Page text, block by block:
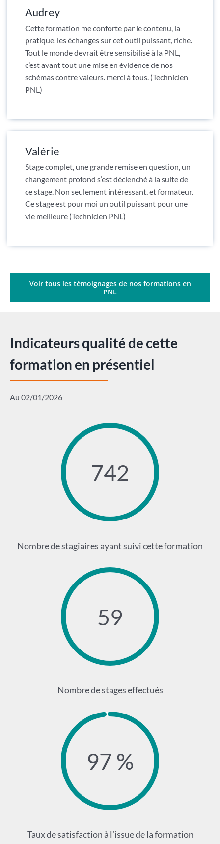
Audrey
Cette formation me conforte par le contenu, la
pratique, les échanges sur cet outil puissant, riche.
Tout le monde devrait être sensibilisé à la PNL,
c’est avant tout une mise en évidence de nos
schémas contre valeurs. merci à tous. (Technicien
PNL)
Valérie
Stage complet, une grande remise en question, un
changement profond s’est déclenché à la suite de
ce stage. Non seulement intéressant, et formateur.
Ce stage est pour moi un outil puissant pour une
vie meilleure (Technicien PNL)
Voir tous les témoignages de nos formations en
PNL
Indicateurs qualité de cette
formation en présentiel
Au 02/01/2026
742
Nombre de stagiaires ayant suivi cette formation
59
Nombre de stages effectués
97 %
Taux de satisfaction à l’issue de la formation